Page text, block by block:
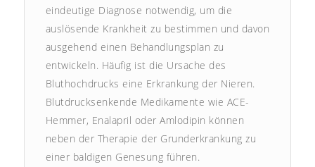
eindeutige Diagnose notwendig, um die
auslösende Krankheit zu bestimmen und davon
ausgehend einen Behandlungsplan zu
entwickeln. Häufig ist die Ursache des
Bluthochdrucks eine Erkrankung der Nieren.
Blutdrucksenkende Medikamente wie ACE-
Hemmer, Enalapril oder Amlodipin können
neben der Therapie der Grunderkrankung zu
einer baldigen Genesung führen.